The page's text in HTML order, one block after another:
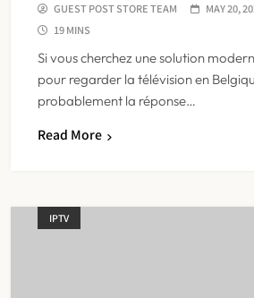
GUEST POST STORE TEAM MAY 20,
19 MINS
Si vous cherchez une solution
pour regarder la télévision en
probablement la réponse…
Read More
IPTV